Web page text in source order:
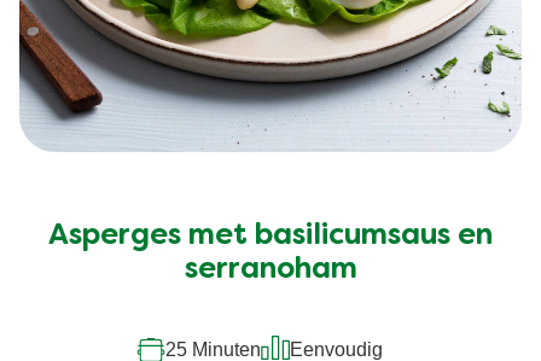
Asperges met basilicumsaus en
serranoham
25 Minuten
Eenvoudig